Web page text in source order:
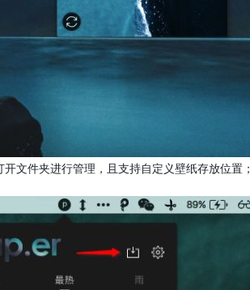
文件夹进行管理，且支持自定义壁纸存放位置；